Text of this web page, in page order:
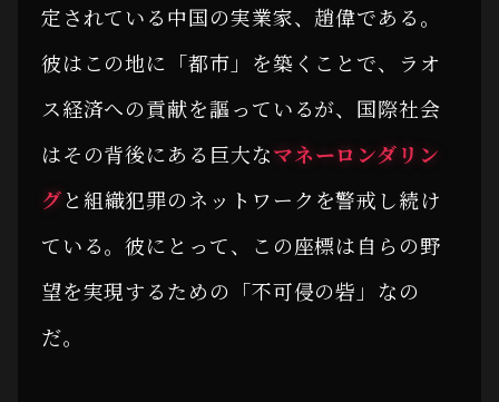
定されている中国の実業家、趙偉である。
彼はこの地に「都市」を築くことで、ラオ
ス経済への貢献を謳っているが、国際社会
はその背後にある巨大なマネーロンダリン
グと組織犯罪のネットワークを警戒し続け
ている。彼にとって、この座標は自らの野
望を実現するための「不可侵の砦」なの
だ。